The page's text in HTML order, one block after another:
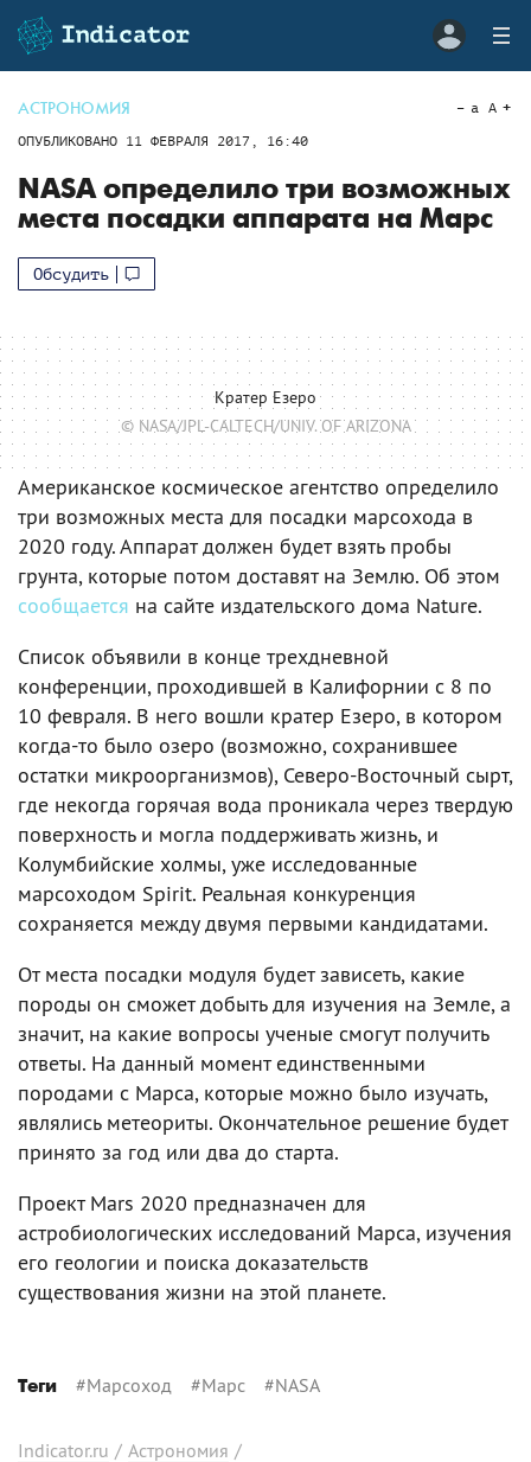
АСТРОНОМИЯ
ОПУБЛИКОВАНО 11 ФЕВРАЛЯ 2017, 16:40
a A
NASA определило три возможных
места посадки аппарата на Марс
Обсудить
Кратер Езеро
© NASA/JPL-CALTECH/UNIV. OF ARIZONA
Американское космическое агентство определило
три возможных места для посадки марсохода в
2020 году. Аппарат должен будет взять пробы
грунта, которые потом доставят на Землю. Об этом
сообщается на сайте издательского дома Nature.
Список объявили в конце трехдневной
конференции, проходившей в Калифорнии с 8 по
10 февраля. В него вошли кратер Езеро, в котором
когда-то было озеро (возможно, сохранившее
остатки микроорганизмов), Северо-Восточный сырт,
где некогда горячая вода проникала через твердую
поверхность и могла поддерживать жизнь, и
Колумбийские холмы, уже исследованные
марсоходом Spirit. Реальная конкуренция
сохраняется между двумя первыми кандидатами.
От места посадки модуля будет зависеть, какие
породы он сможет добыть для изучения на Земле, а
значит, на какие вопросы ученые смогут получить
ответы. На данный момент единственными
породами с Марса, которые можно было изучать,
являлись метеориты. Окончательное решение будет
принято за год или два до старта.
Проект Mars 2020 предназначен для
астробиологических исследований Марса, изучения
его геологии и поиска доказательств
существования жизни на этой планете.
Теги #Марсоход #Марс #NASA
Indicator.ru / Астрономия /